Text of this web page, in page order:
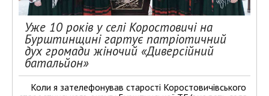
Уже 10 років у селі Коростовичі на
Бурштинщині гартує патріотичний
дух громади жіночий «Диверсійний
батальйон»
Коли я зателефонував старості Коростовичівського